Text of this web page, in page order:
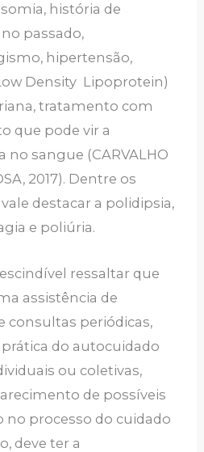
história de
passado,
hipertensão,
Density Lipoprotein)
tratamento com
que pode vir a
sangue (CARVALHO
2017). Dentre os
destacar a polidipsia,
e poliúria.
ressaltar que
assistência de
consultas periódicas,
do autocuidado
ou coletivas,
de possíveis
no processo do cuidado
deve ter a